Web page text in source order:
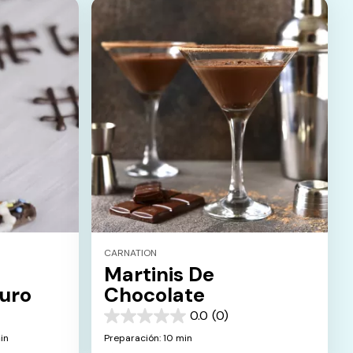
CARNATION
Martinis De
Chocolate
0.0 (0)
0.0
de
Preparación: 10 min